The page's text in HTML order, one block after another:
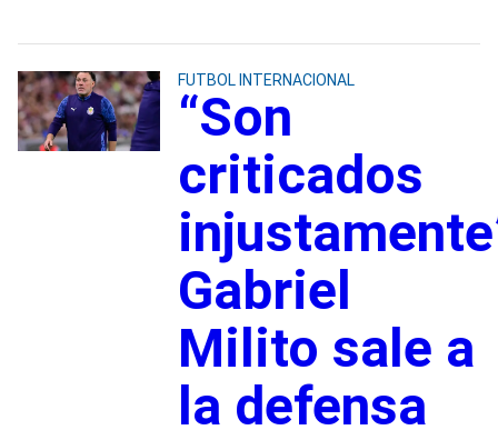
FUTBOL INTERNACIONAL
“Son
criticados
Gabriel
Milito sale a
la defensa